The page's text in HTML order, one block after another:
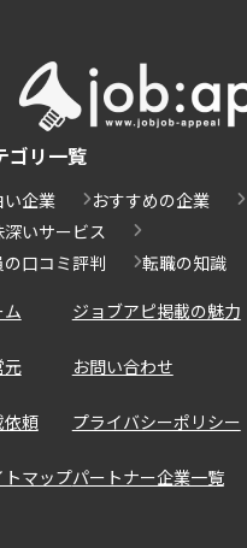
ゴリ一覧
い企業
おすすめの企業
いサービス
の口コミ評判
転職の知識
ム ジョブアピ掲載の魅力
元 お問い合わせ
依頼 プライバシーポリシー
トマップパートナー企業一覧